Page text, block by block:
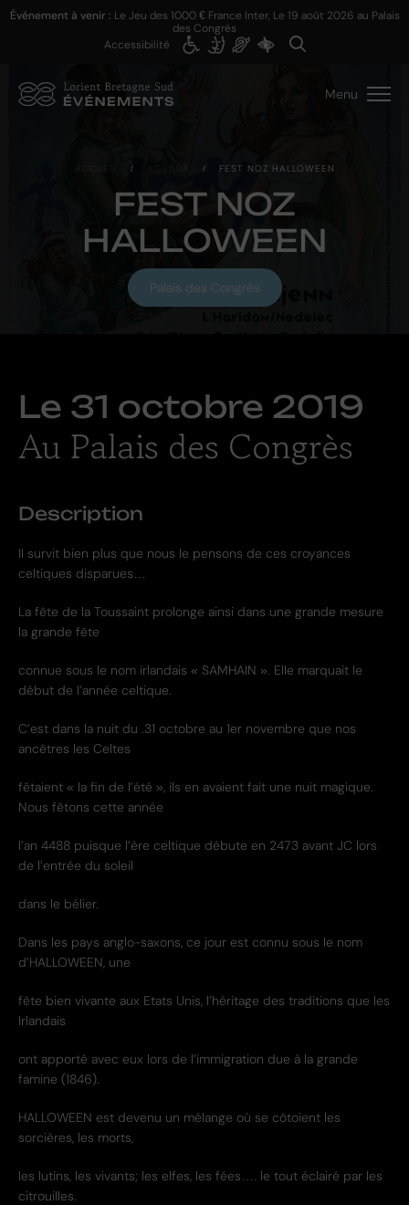
Événement à venir : Le Jeu des 1000 € France Inter, Le 19 août 2026 au Palais
des Congrès
Accessibilité
Menu
FEST NOZ
HALLOWEEN
/ / FEST NOZ HALLOWEEN
Palais des Congrès
Le 31 octobre 2019
Au Palais des Congrès
Description
Il survit bien plus que nous le pensons de ces croyances
celtiques disparues…
La fête de la Toussaint prolonge ainsi dans une grande mesure
la grande fête
connue sous le nom irlandais « SAMHAIN ». Elle marquait le
début de l’année celtique.
C’est dans la nuit du .31 octobre au 1er novembre que nos
ancêtres les Celtes
fêtaient « la fin de l’été », ils en avaient fait une nuit magique.
Nous fêtons cette année
l’an 4488 puisque l’ère celtique débute en 2473 avant JC lors
de l’entrée du soleil
dans le bélier.
Dans les pays anglo-saxons, ce jour est connu sous le nom
d’HALLOWEEN, une
fête bien vivante aux Etats Unis, l’héritage des traditions que les
Irlandais
ont apporté avec eux lors de l’immigration due à la grande
famine (1846).
HALLOWEEN est devenu un mélange où se côtoient les
sorcières, les morts,
les lutins, les vivants; les elfes, les fées…. le tout éclairé par les
citrouilles.